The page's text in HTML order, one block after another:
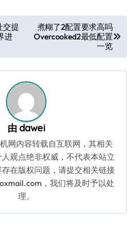
交提
进
煮糊了2配置要求高吗
Overcooked2最低配置
一览
由 dawei
机网内容转载自互联网，其相关
观点绝非权威，不代表本站立
在版权问题，请提交相关链接
，我们将及时予以处
理。